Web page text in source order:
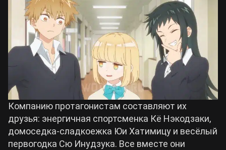
Компанию протагонистам составляют их
друзья: энергичная спортсменка Кё Нэкодзаки,
домоседка-сладкоежка Юи Хатимицу и весёлый
первогодка Сю Инудзука. Все вместе они